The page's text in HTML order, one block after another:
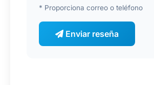
* Proporciona correo o teléfono
Enviar reseña